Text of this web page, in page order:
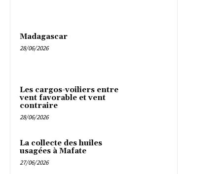
Madagascar
28/06/2026
Les cargos-voiliers entre
vent favorable et vent
contraire
28/06/2026
La collecte des huiles
usagées à Mafate
27/06/2026